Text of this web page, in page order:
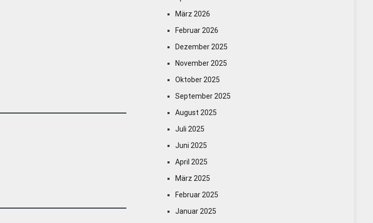
März 2026
Februar 2026
Dezember 2025
November 2025
Oktober 2025
September 2025
August 2025
Juli 2025
Juni 2025
April 2025
März 2025
Februar 2025
Januar 2025